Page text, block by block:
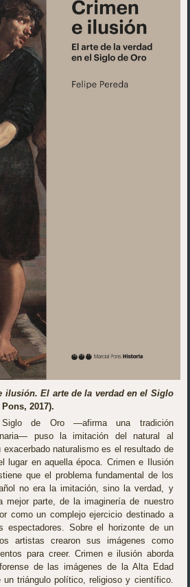
ilusión. El arte de la verdad en el Siglo
2017).
de Oro —afirma una tradición
puso la imitación del natural al
naturalismo es el resultado de
lugar en aquella época. Crimen e Ilusión
que el problema fundamental de los
no era la imitación, sino la verdad, y
mejor parte, de la imaginería de nuestro
como un complejo ejercicio destinado a
espectadores. Sobre el horizonte de un
artistas crearon sus imágenes como
para creer. Crimen e ilusión aborda
de las imágenes de la Alta Edad
un triángulo político, religioso y científico.